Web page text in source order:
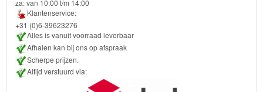
za: van 10:00 t/m 14:00
Klantenservice:
+31 (0)6-39623276
Alles is vanuit voorraad leverbaar
Afhalen kan bij ons op afspraak
Scherpe prijzen.
Altijd verstuurd via: